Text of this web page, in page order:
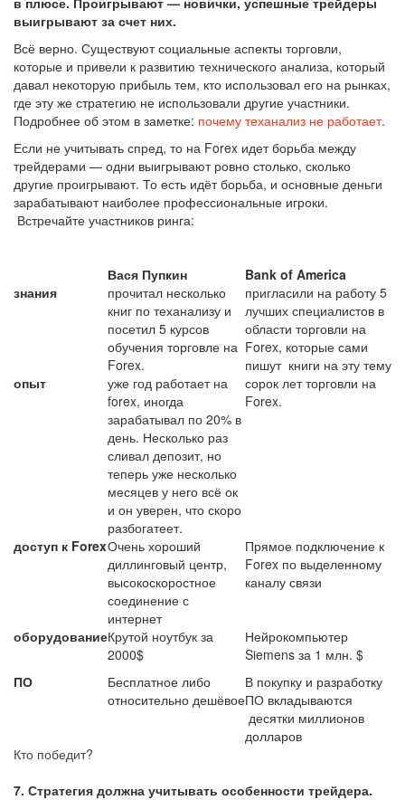
выигрывают за счет них.
Всё верно. Существуют социальные аспекты торговли,
которые и привели к развитию технического анализа, который
давал некоторую прибыль тем, кто использовал его на рынках,
где эту же стратегию не использовали другие участники.
Подробнее об этом в заметке: почему теханализ не работает.
Если не учитывать спред, то на Forex идет борьба между
трейдерами — одни выигрывают ровно столько, сколько
другие проигрывают. То есть идёт борьба, и основные деньги
зарабатывают наиболее профессиональные игроки.
Встречайте участников ринга:
Вася Пупкин
Bank of America
знания
прочитал несколько
книг по теханализу и
посетил 5 курсов
обучения торговле на
Forex.
пригласили на работу 5
лучших специалистов в
области торговли на
Forex, которые сами
пишут книги на эту тему
опыт
уже год работает на
forex, иногда
зарабатывал по 20% в
день. Несколько раз
сливал депозит, но
теперь уже несколько
месяцев у него всё ок
и он уверен, что скоро
разбогатеет.
сорок лет торговли на
Forex.
доступ к ForexОчень хороший
диллинговый центр,
высокоскоростное
соединение с
интернет
Прямое подключение к
Forex по выделенному
каналу связи
оборудованиеКрутой ноутбук за
2000$
Нейрокомпьютер
Siemens за 1 млн. $
ПО
Бесплатное либо
относительно дешёвое
В покупку и разработку
ПО вкладываются
десятки миллионов
долларов
Кто победит?
7. Стратегия должна учитывать особенности трейдера.